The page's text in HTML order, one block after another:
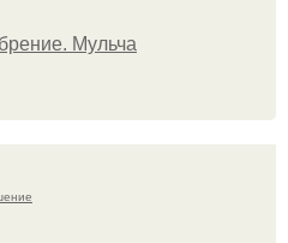
Мульча